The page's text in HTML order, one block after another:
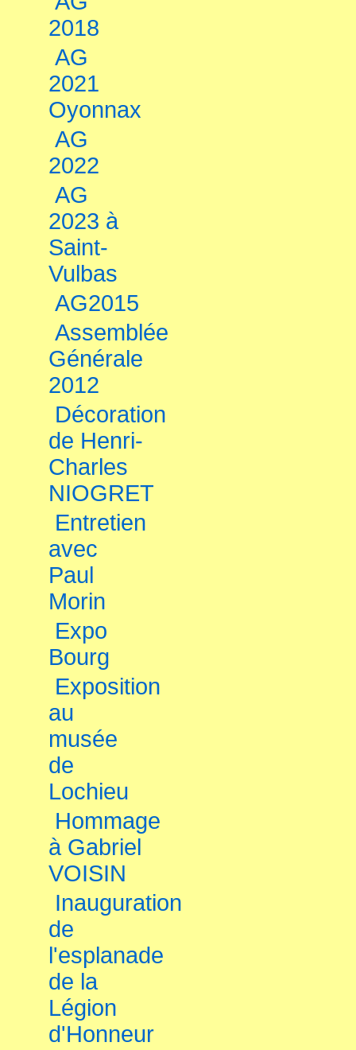
2018
AG
2021
Oyonnax
AG
2022
AG
2023 à
Saint-
Vulbas
AG2015
Assemblée
Générale
2012
Décoration
de Henri-
Charles
NIOGRET
Entretien
avec
Paul
Morin
Expo
Bourg
Exposition
au
musée
de
Lochieu
Hommage
à Gabriel
VOISIN
Inauguration
de
l'esplanade
de la
Légion
d'Honneur